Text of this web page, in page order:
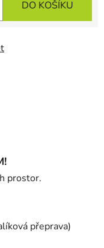
DO KOŠÍKU
prostor.
přeprava)